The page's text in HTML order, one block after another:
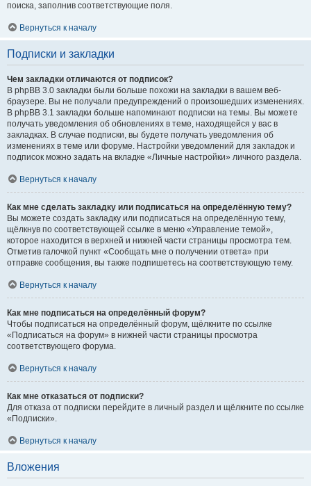
поиска, заполнив соответствующие поля.
Вернуться к началу
Подписки и закладки
Чем закладки отличаются от подписок?
В phpBB 3.0 закладки были больше похожи на закладки в вашем веб-
браузере. Вы не получали предупреждений о произошедших изменениях.
В phpBB 3.1 закладки больше напоминают подписки на темы. Вы можете
получать уведомления об обновлениях в теме, находящейся у вас в
закладках. В случае подписки, вы будете получать уведомления об
изменениях в теме или форуме. Настройки уведомлений для закладок и
подписок можно задать на вкладке «Личные настройки» личного раздела.
Вернуться к началу
Как мне сделать закладку или подписаться на определённую тему?
Вы можете создать закладку или подписаться на определённую тему,
щёлкнув по соответствующей ссылке в меню «Управление темой»,
которое находится в верхней и нижней части страницы просмотра тем.
Отметив галочкой пункт «Сообщать мне о получении ответа» при
отправке сообщения, вы также подпишетесь на соответствующую тему.
Вернуться к началу
Как мне подписаться на определённый форум?
Чтобы подписаться на определённый форум, щёлкните по ссылке
«Подписаться на форум» в нижней части страницы просмотра
соответствующего форума.
Вернуться к началу
Как мне отказаться от подписки?
Для отказа от подписки перейдите в личный раздел и щёлкните по ссылке
«Подписки».
Вернуться к началу
Вложения